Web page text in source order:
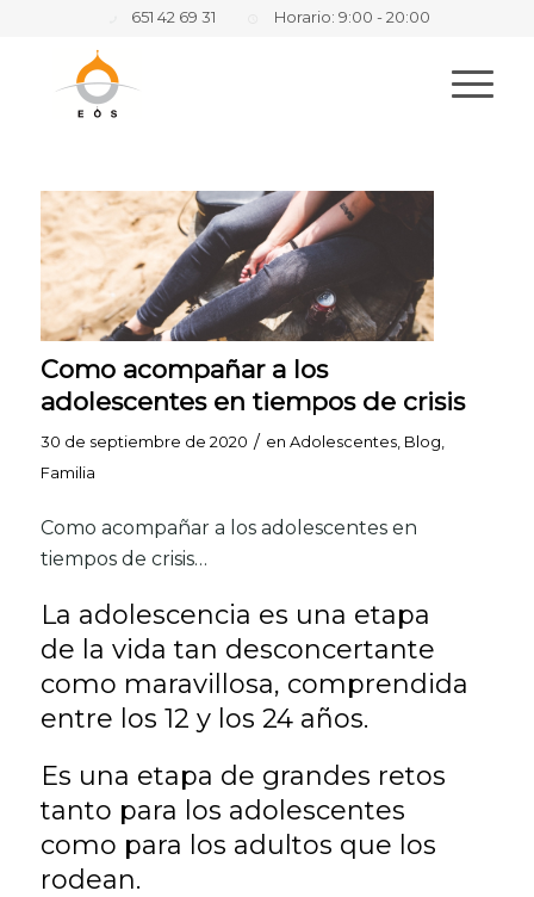
651 42 69 31 Horario: 9:00 - 20:00
Como acompañar a los
adolescentes en tiempos de crisis
30 de septiembre de 2020 / en Adolescentes, Blog
Familia
Como acompañar a los adolescentes en
tiempos de crisis…
La adolescencia es una etapa
de la vida tan desconcertante
como maravillosa, comprendida
entre los 12 y los 24 años.
Es una etapa de grandes retos
tanto para los adolescentes
como para los adultos que los
rodean.